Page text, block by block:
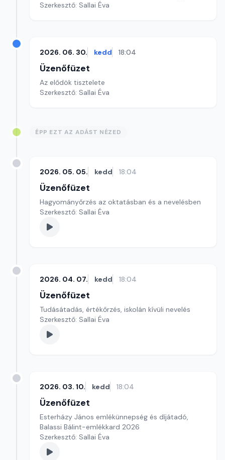
Szerkesztő: Sallai Éva
2026. 06. 30. kedd 18:04
Üzenőfüzet
Az elődök tisztelete
Szerkesztő: Sallai Éva
ÉPP EZT AZ ADÁST NÉZED
2026. 05. 05. kedd 18:04
Üzenőfüzet
Hagyományőrzés az oktatásban és a nevelésben
Szerkesztő: Sallai Éva
2026. 04. 07. kedd 18:04
Üzenőfüzet
Tudásátadás, értékőrzés, iskolán kívüli nevelés
Szerkesztő: Sallai Éva
2026. 03. 10. kedd 18:04
Üzenőfüzet
Esterházy János emlékünnepség és díjátadó,
Balassi Bálint-emlékkard 2026
Szerkesztő: Sallai Éva